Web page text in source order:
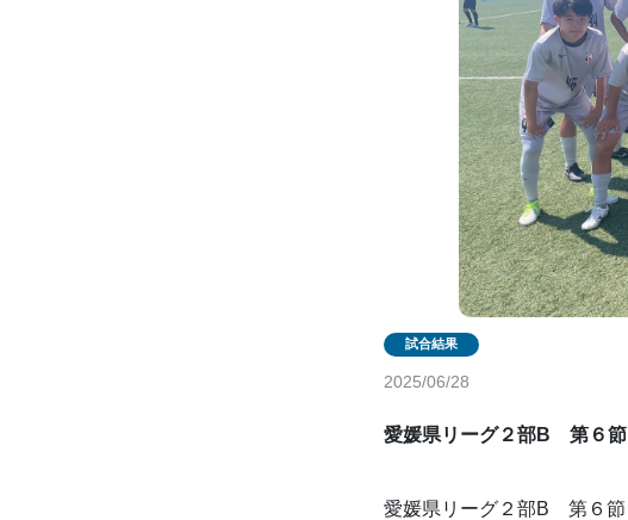
2025/06/28
愛媛県リーグ２部B　第６節
愛媛県リーグ２部B　第６節